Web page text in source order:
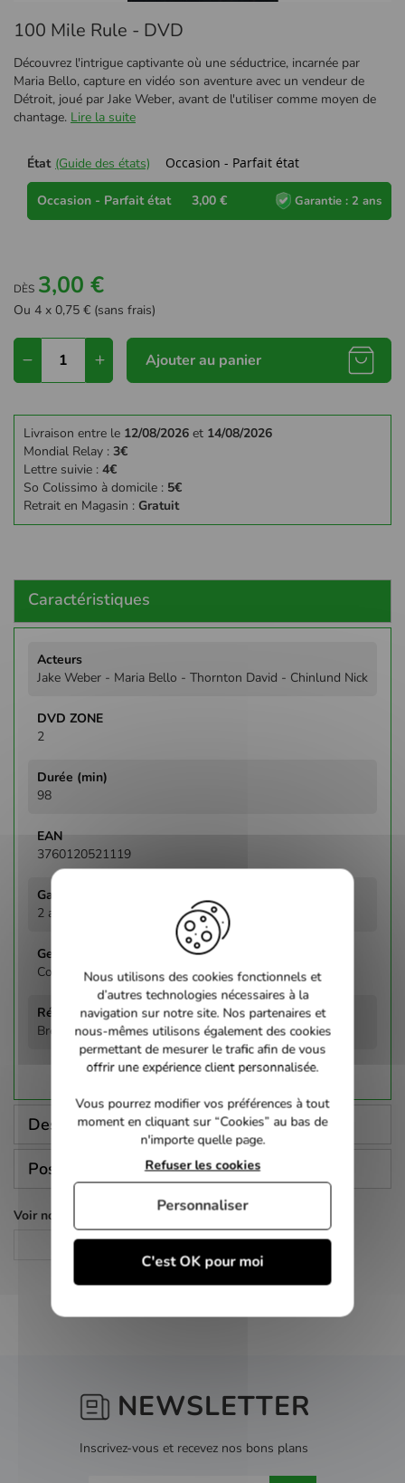
au
de
la
Galerie
d’images
100 Mile Rule - DVD
Découvrez l'intrigue captivante où une séductrice, incarnée par
Maria Bello, capture en vidéo son aventure avec un vendeur de
Détroit, joué par Jake Weber, avant de l'utiliser comme moyen de
chantage. Lire la suite
État (Guide des états) Occasion - Parfait état
Occasion - Parfait état 3,00 € Garantie : 2 ans
DÈS 3,00 €
Ou 4 x 0,75 € (sans frais)
Ajouter au panier
Livraison entre le 12/08/2026 et 14/08/2026
Mondial Relay : 3€
Lettre suivie : 4€
So Colissimo à domicile : 5€
Retrait en Magasin : Gratuit
Caractéristiques
d'infos
Jake Weber - Maria Bello - Thornton David - Chinlund Nick
2
98
3760120521119
2 ans
Comédie
Brent Huff
Description
Poser une question
Voir nos autres pages :
Comédie
NEWSLETTER
Inscrivez-vous et recevez nos bons plans
Nous utilisons des cookies fonctionnels et
d’autres technologies nécessaires à la
navigation sur notre site. Nos partenaires et
nous-mêmes utilisons également des cookies
permettant de mesurer le trafic afin de vous
offrir une expérience client personnalisée.
Vous pourrez modifier vos préférences à tout
moment en cliquant sur “Cookies” au bas de
n'importe quelle page.
C'est OK pour moi
Refuser les cookies
Personnaliser